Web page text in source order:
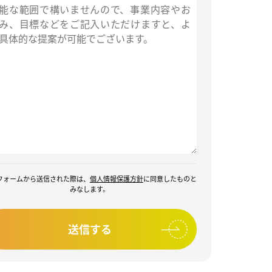
ォームから送信された際は、 個人情報保護方針に同意したものと
みなします。